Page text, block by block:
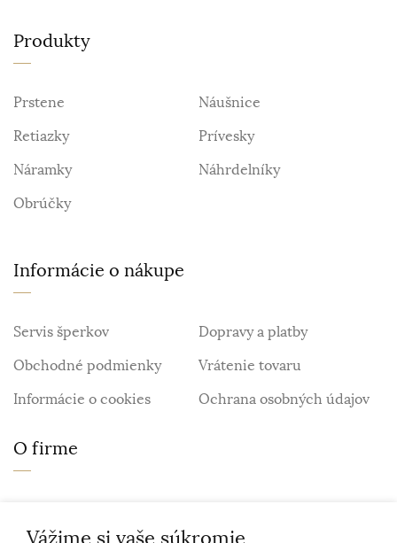
Produkty
Prstene
Náušnice
Retiazky
Prívesky
Náramky
Náhrdelníky
Obrúčky
Informácie o nákupe
Servis šperkov
Dopravy a platby
Obchodné podmienky
Vrátenie tovaru
Informácie o cookies
Ochrana osobných údajov
O firme
Vážime si vaše súkromie